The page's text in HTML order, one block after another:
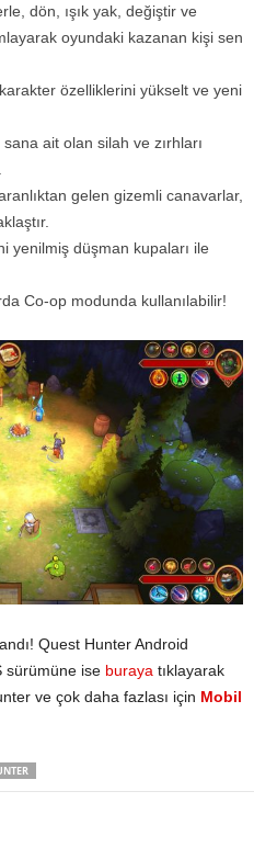
dön, ışık yak, değiştir ve
oyundaki kazanan kişi sen
özelliklerini yükselt ve yeni
ait olan silah ve zırhları
gelen gizemli canavarlar,
yenilmiş düşman kupaları ile
Co-op modunda kullanılabilir!
Quest Hunter Android
sürümüne ise buraya tıklayarak
ve çok daha fazlası için Mobil